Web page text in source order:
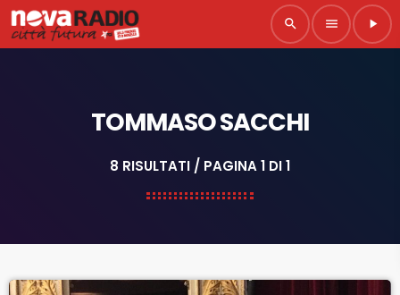
search menu play_arrow
TOMMASO SACCHI
8 RISULTATI / PAGINA 1 DI 1